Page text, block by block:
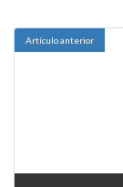
Artículo anterior